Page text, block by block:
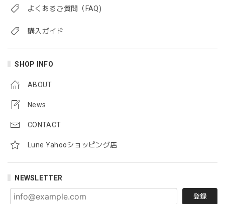
よくあるご質問（FAQ)
購入ガイド
SHOP INFO
ABOUT
News
CONTACT
Lune Yahooショッピング店
NEWSLETTER
登録